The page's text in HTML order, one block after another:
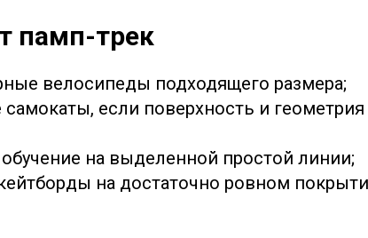
памп-трек
велосипеды подходящего размера;
если поверхность и геометрия
на выделенной простой линии;
на достаточно ровном